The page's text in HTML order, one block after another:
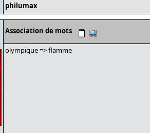
philumax
Association de mots
olympique => flamme